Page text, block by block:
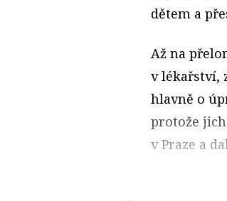
dětem a
Až na
v lékařství,
hlavně o
protože
v Praze a